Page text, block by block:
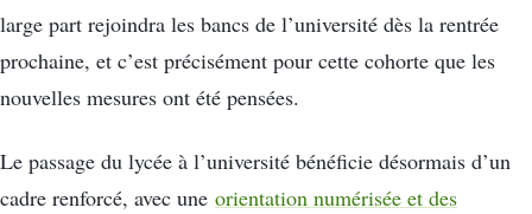
large part rejoindra les bancs de l’université dès la rentrée
prochaine, et c’est précisément pour cette cohorte que les
nouvelles mesures ont été pensées.
Le passage du lycée à l’université bénéficie désormais d’un
cadre renforcé, avec une orientation numérisée et des